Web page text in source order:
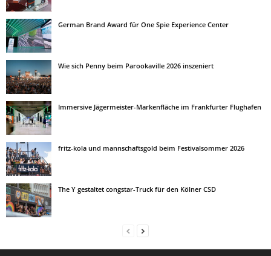
German Brand Award für One Spie Experience Center
Wie sich Penny beim Parookaville 2026 inszeniert
Immersive Jägermeister-Markenfläche im Frankfurter Flughafen
fritz-kola und mannschaftsgold beim Festivalsommer 2026
The Y gestaltet congstar-Truck für den Kölner CSD